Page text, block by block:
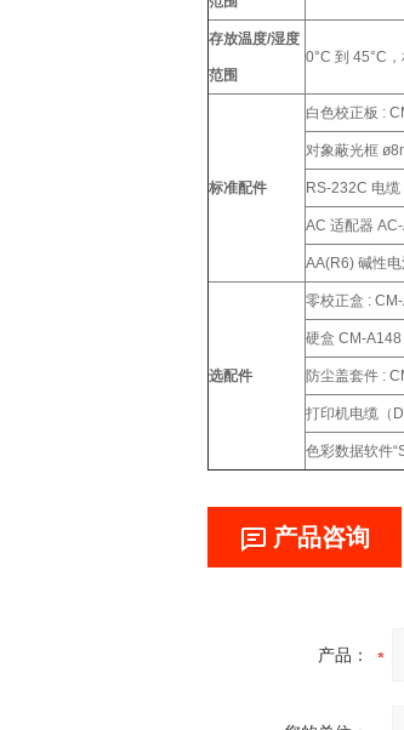
存放温度/湿度
范围
0°C 到 45°C
标准配件
白色校正板 :
对象蔽光框
RS-232C 电
AC 适配器
AA(R6) 碱性
选配件
零校正盒 :
硬盒 CM-A148
防尘盖套件 :
打印机电缆（
色彩数据软件
产品咨询
产品：